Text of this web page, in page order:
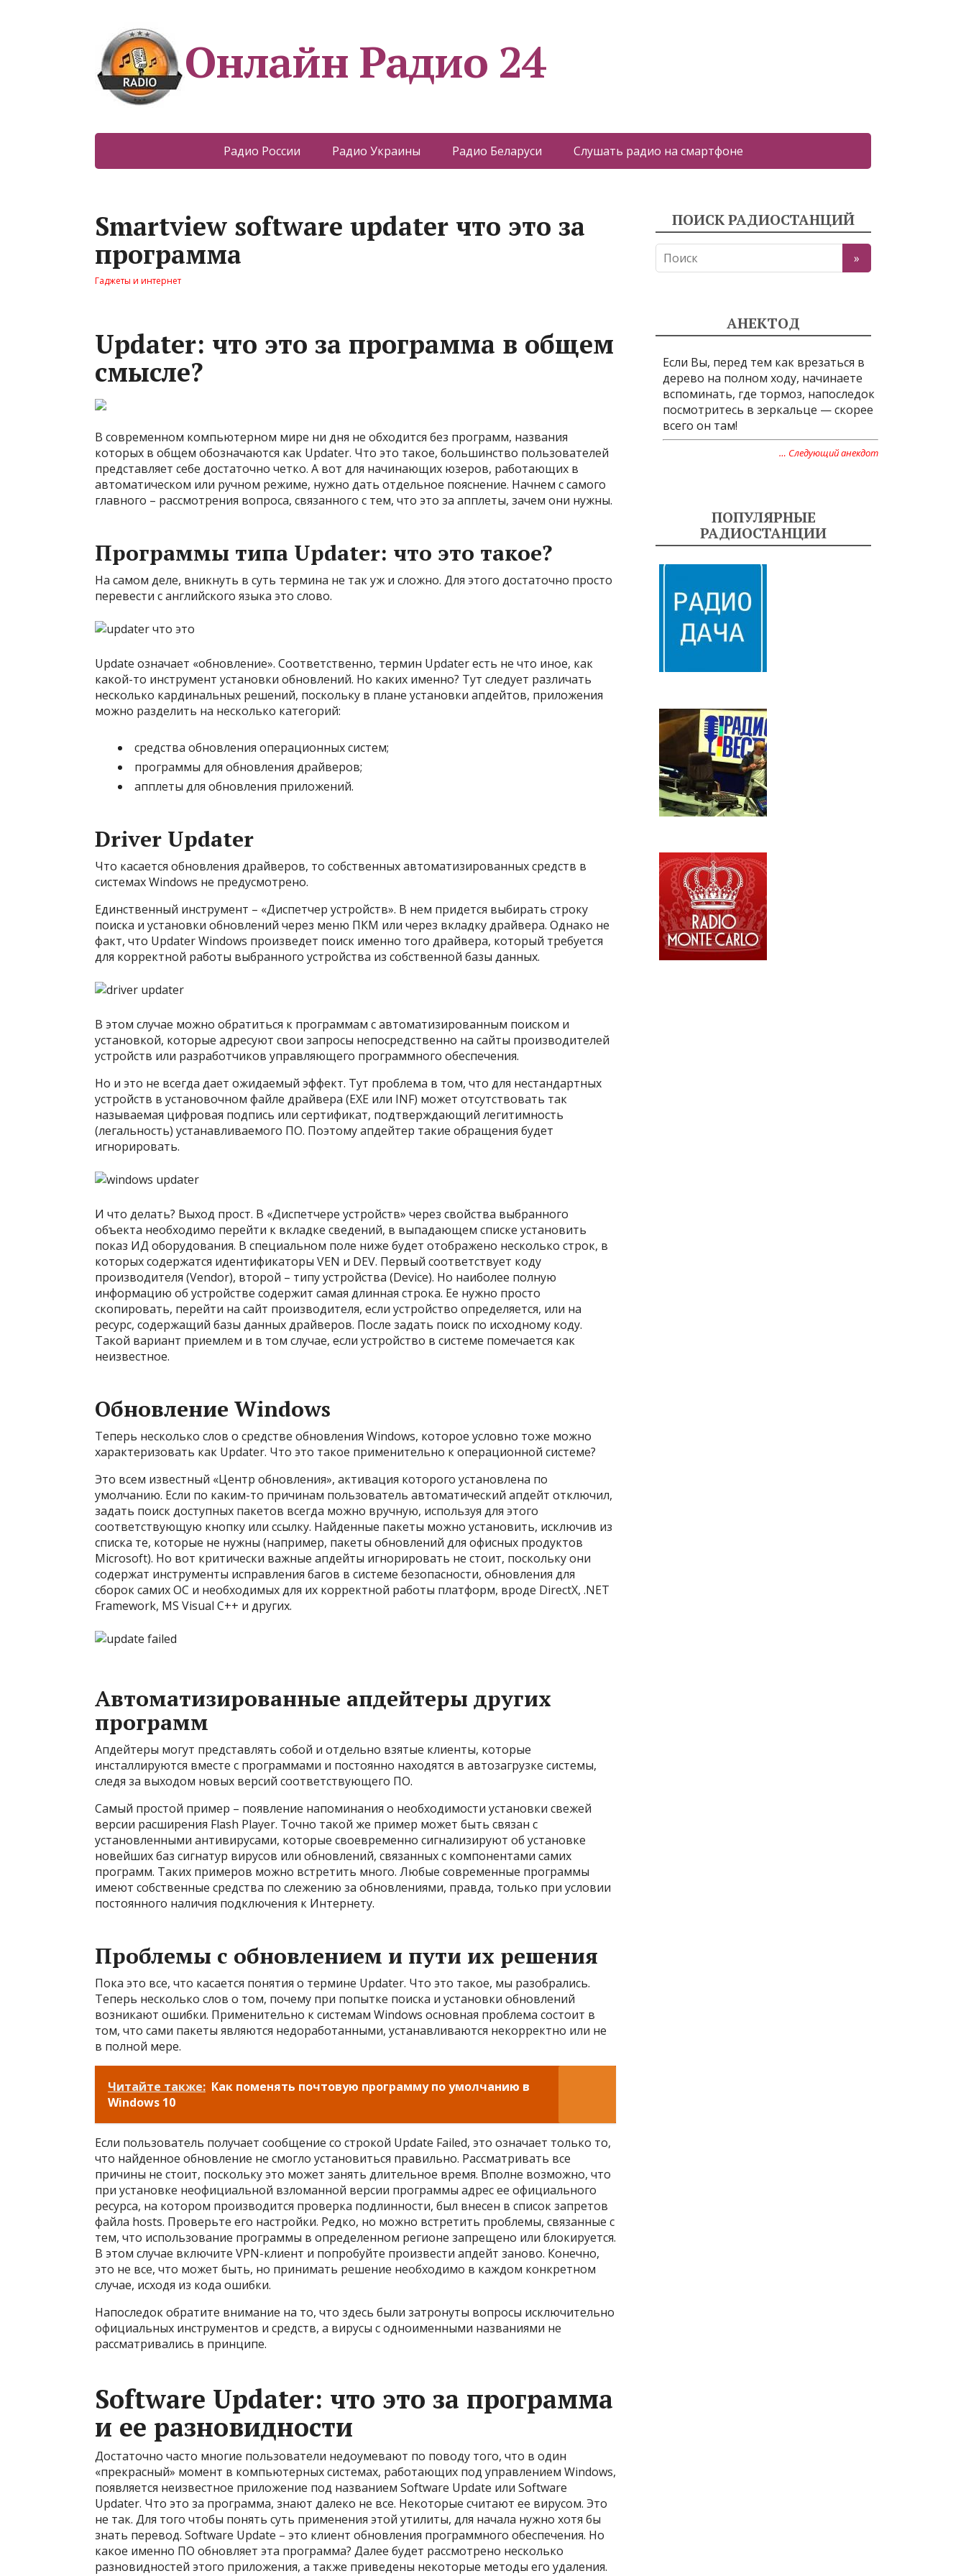
Онлайн Радио 24
Радио России Радио Украины Радио Беларуси Слушать радио на смартфоне
Smartview software updater что это за
программа
Гаджеты и интернет
Updater: что это за программа в общем
смысле?
В современном компьютерном мире ни дня не обходится без программ, названия
которых в общем обозначаются как Updater. Что это такое, большинство пользователей
представляет себе достаточно четко. А вот для начинающих юзеров, работающих в
автоматическом или ручном режиме, нужно дать отдельное пояснение. Начнем с самого
главного – рассмотрения вопроса, связанного с тем, что это за апплеты, зачем они нужны.
Программы типа Updater: что это такое?
На самом деле, вникнуть в суть термина не так уж и сложно. Для этого достаточно просто
перевести с английского языка это слово.
Update означает «обновление». Соответственно, термин Updater есть не что иное, как
какой-то инструмент установки обновлений. Но каких именно? Тут следует различать
несколько кардинальных решений, поскольку в плане установки апдейтов, приложения
можно разделить на несколько категорий:
средства обновления операционных систем;
программы для обновления драйверов;
апплеты для обновления приложений.
Driver Updater
Что касается обновления драйверов, то собственных автоматизированных средств в
системах Windows не предусмотрено.
Единственный инструмент – «Диспетчер устройств». В нем придется выбирать строку
поиска и установки обновлений через меню ПКМ или через вкладку драйвера. Однако не
факт, что Updater Windows произведет поиск именно того драйвера, который требуется
для корректной работы выбранного устройства из собственной базы данных.
В этом случае можно обратиться к программам с автоматизированным поиском и
установкой, которые адресуют свои запросы непосредственно на сайты производителей
устройств или разработчиков управляющего программного обеспечения.
Но и это не всегда дает ожидаемый эффект. Тут проблема в том, что для нестандартных
устройств в установочном файле драйвера (EXE или INF) может отсутствовать так
называемая цифровая подпись или сертификат, подтверждающий легитимность
(легальность) устанавливаемого ПО. Поэтому апдейтер такие обращения будет
игнорировать.
И что делать? Выход прост. В «Диспетчере устройств» через свойства выбранного
объекта необходимо перейти к вкладке сведений, в выпадающем списке установить
показ ИД оборудования. В специальном поле ниже будет отображено несколько строк, в
которых содержатся идентификаторы VEN и DEV. Первый соответствует коду
производителя (Vendor), второй – типу устройства (Device). Но наиболее полную
информацию об устройстве содержит самая длинная строка. Ее нужно просто
скопировать, перейти на сайт производителя, если устройство определяется, или на
ресурс, содержащий базы данных драйверов. После задать поиск по исходному коду.
Такой вариант приемлем и в том случае, если устройство в системе помечается как
неизвестное.
Обновление Windows
Теперь несколько слов о средстве обновления Windows, которое условно тоже можно
характеризовать как Updater. Что это такое применительно к операционной системе?
Это всем известный «Центр обновления», активация которого установлена по
умолчанию. Если по каким-то причинам пользователь автоматический апдейт отключил,
задать поиск доступных пакетов всегда можно вручную, используя для этого
соответствующую кнопку или ссылку. Найденные пакеты можно установить, исключив из
списка те, которые не нужны (например, пакеты обновлений для офисных продуктов
Microsoft). Но вот критически важные апдейты игнорировать не стоит, поскольку они
содержат инструменты исправления багов в системе безопасности, обновления для
сборок самих ОС и необходимых для их корректной работы платформ, вроде DirectX, .NET
Framework, MS Visual C++ и других.
Автоматизированные апдейтеры других
программ
Апдейтеры могут представлять собой и отдельно взятые клиенты, которые
инсталлируются вместе с программами и постоянно находятся в автозагрузке системы,
следя за выходом новых версий соответствующего ПО.
Самый простой пример – появление напоминания о необходимости установки свежей
версии расширения Flash Player. Точно такой же пример может быть связан с
установленными антивирусами, которые своевременно сигнализируют об установке
новейших баз сигнатур вирусов или обновлений, связанных с компонентами самих
программ. Таких примеров можно встретить много. Любые современные программы
имеют собственные средства по слежению за обновлениями, правда, только при условии
постоянного наличия подключения к Интернету.
Проблемы с обновлением и пути их решения
Пока это все, что касается понятия о термине Updater. Что это такое, мы разобрались.
Теперь несколько слов о том, почему при попытке поиска и установки обновлений
возникают ошибки. Применительно к системам Windows основная проблема состоит в
том, что сами пакеты являются недоработанными, устанавливаются некорректно или не
в полной мере.
Читайте также: Как поменять почтовую программу по умолчанию в
Windows 10
Если пользователь получает сообщение со строкой Update Failed, это означает только то,
что найденное обновление не смогло установиться правильно. Рассматривать все
причины не стоит, поскольку это может занять длительное время. Вполне возможно, что
при установке неофициальной взломанной версии программы адрес ее официального
ресурса, на котором производится проверка подлинности, был внесен в список запретов
файла hosts. Проверьте его настройки. Редко, но можно встретить проблемы, связанные с
тем, что использование программы в определенном регионе запрещено или блокируется.
В этом случае включите VPN-клиент и попробуйте произвести апдейт заново. Конечно,
это не все, что может быть, но принимать решение необходимо в каждом конкретном
случае, исходя из кода ошибки.
Напоследок обратите внимание на то, что здесь были затронуты вопросы исключительно
официальных инструментов и средств, а вирусы с одноименными названиями не
рассматривались в принципе.
Software Updater: что это за программа
и ее разновидности
Достаточно часто многие пользователи недоумевают по поводу того, что в один
«прекрасный» момент в компьютерных системах, работающих под управлением Windows,
появляется неизвестное приложение под названием Software Update или Software
Updater. Что это за программа, знают далеко не все. Некоторые считают ее вирусом. Это
не так. Для того чтобы понять суть применения этой утилиты, для начала нужно хотя бы
знать перевод. Software Update – это клиент обновления программного обеспечения. Но
какое именно ПО обновляет эта программа? Далее будет рассмотрено несколько
разновидностей этого приложения, а также приведены некоторые методы его удаления.
ПОИСК РАДИОСТАНЦИЙ
АНЕКТОД
Если Вы, перед тем как врезаться в
дерево на полном ходу, начинаете
вспоминать, где тормоз, напоследок
посмотритесь в зеркальце — скорее
всего он там!
… Следующий анекдот
ПОПУЛЯРНЫЕ
РАДИОСТАНЦИИ